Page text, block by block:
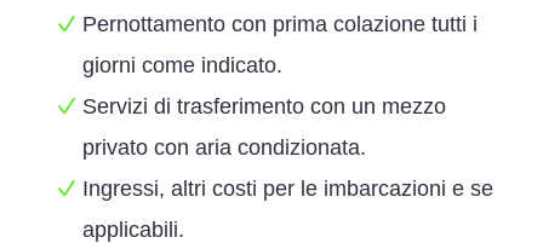
Pernottamento con prima colazione tutti i
giorni come indicato.
Servizi di trasferimento con un mezzo
privato con aria condizionata.
Ingressi, altri costi per le imbarcazioni e se
applicabili.